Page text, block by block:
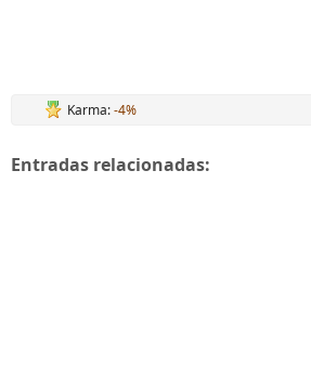
Karma:-4%
Entradas relacionadas: